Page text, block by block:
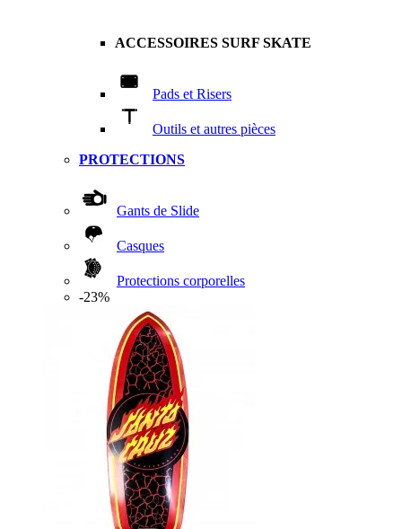
ACCESSOIRES SURF SKATE
Pads et Risers
Outils et autres pièces
PROTECTIONS
Gants de Slide
Casques
Protections corporelles
-23%